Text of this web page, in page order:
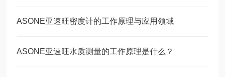
ASONE亚速旺密度计的工作原理与应用领域
ASONE亚速旺水质测量的工作原理是什么？